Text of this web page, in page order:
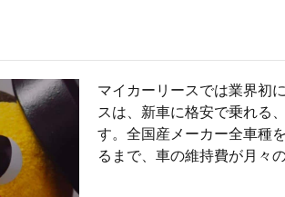
マイカーリースでは業界初
スは、新車に格安で乗れる
す。全国産メーカー全車種
るまで、車の維持費が月々